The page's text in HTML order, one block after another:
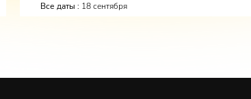
Все даты : 18 сентября